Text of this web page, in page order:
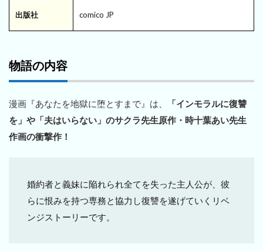
出版社 comico JP
物語の内容
漫画『あなたを地獄に堕とすまで』は、
「インモラルに復讐
を」や「夫はいらない」のサクラ先生原作・時十葉あい先生
作画の衝撃作！
婚約者と義妹に陥れられ全てを失った主人公が、彼
らに恨みを持つ専務と協力し復讐を遂げていくリベ
ンジストーリーです。